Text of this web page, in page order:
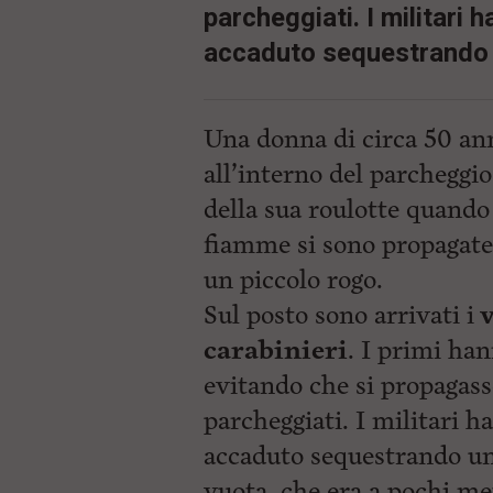
parcheggiati. I militari
accaduto
Una donna di circa 50
all’interno del
della sua roulotte
fiamme si sono
un piccolo rogo.
Sul posto sono arrivati i
carabinieri. I primi
evitando che si
parcheggiati. I militari
accaduto sequestrando